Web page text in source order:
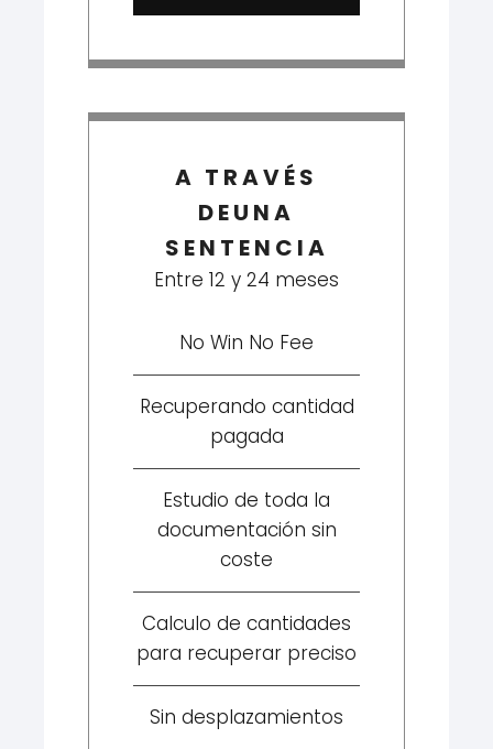
A TRAVÉS
DEUNA
SENTENCIA
Entre 12 y 24 meses
No Win No Fee
Recuperando cantidad
pagada
Estudio de toda la
documentación sin
coste
Calculo de cantidades
para recuperar preciso
Sin desplazamientos